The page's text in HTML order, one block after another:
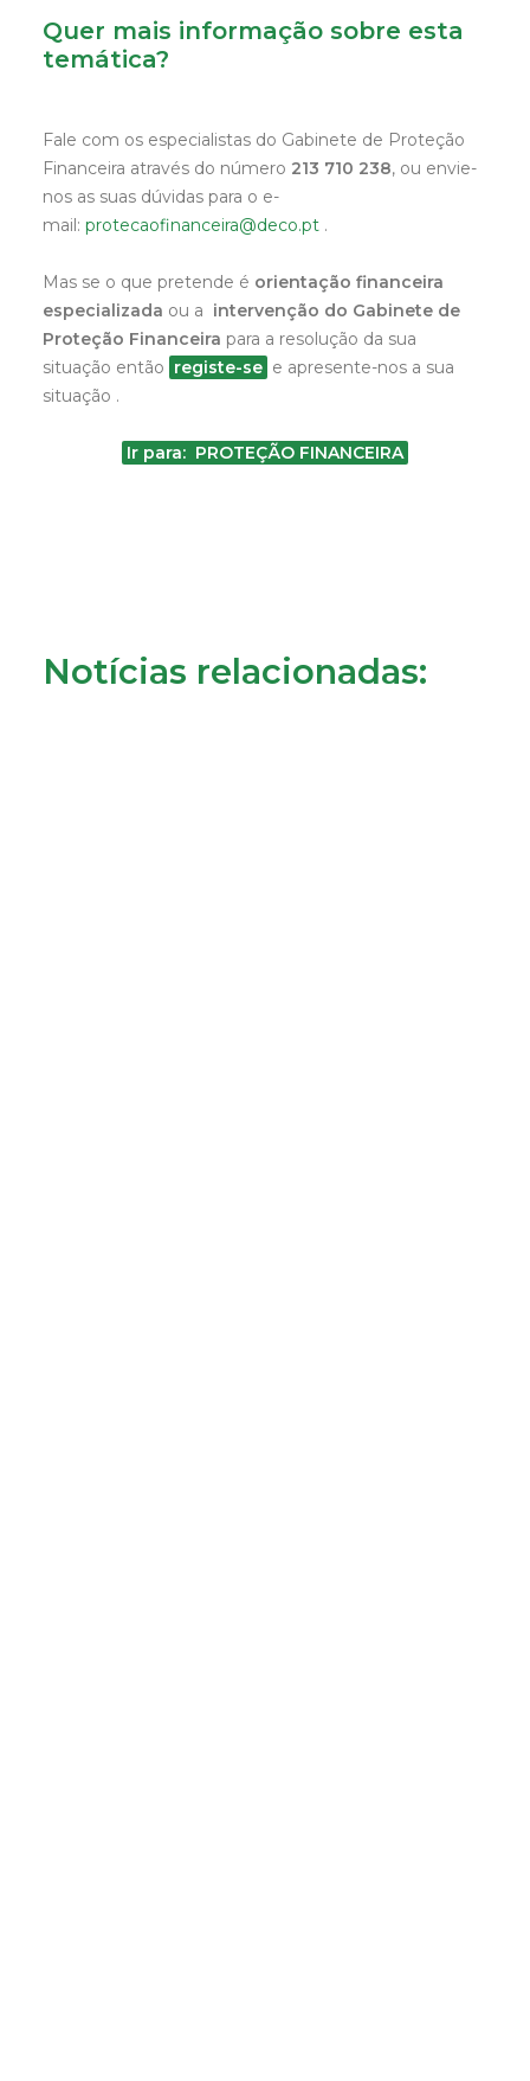
Quer mais informação sobre esta
temática?
Fale com os especialistas do Gabinete de Proteção
Financeira através do número 213 710 238, ou envie-
nos as suas dúvidas para o e-
mail: protecaofinanceira@deco.pt .
Mas se o que pretende é orientação financeira
especializada ou a intervenção do Gabinete de
Proteção Financeira para a resolução da sua
situação então registe-se e apresente-nos a sua
situação .
Ir para: PROTEÇÃO FINANCEIRA
Notícias relacionadas: